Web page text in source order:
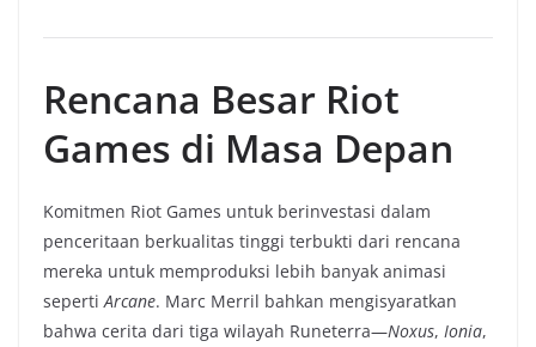
Rencana Besar Riot
Games di Masa Depan
Komitmen Riot Games untuk berinvestasi dalam
penceritaan berkualitas tinggi terbukti dari rencana
mereka untuk memproduksi lebih banyak animasi
sepertiArcane. Marc Merril bahkan mengisyaratkan
bahwa cerita dari tiga wilayah Runeterra—Noxus, Ionia,